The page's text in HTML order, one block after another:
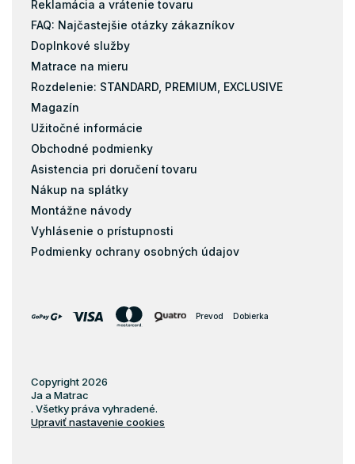
Reklamácia a vrátenie tovaru
FAQ: Najčastejšie otázky zákazníkov
Doplnkové služby
Matrace na mieru
Rozdelenie: STANDARD, PREMIUM, EXCLUSIVE
Magazín
Užitočné informácie
Obchodné podmienky
Asistencia pri doručení tovaru
Nákup na splátky
Montážne návody
Vyhlásenie o prístupnosti
Podmienky ochrany osobných údajov
Prevod Dobierka
Copyright 2026
Ja a Matrac
. Všetky práva vyhradené.
Upraviť nastavenie cookies